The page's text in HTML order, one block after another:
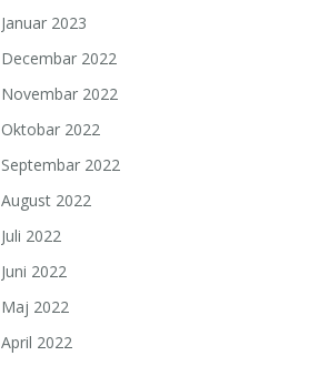
Januar 2023
Decembar 2022
Novembar 2022
Oktobar 2022
Septembar 2022
August 2022
Juli 2022
Juni 2022
Maj 2022
April 2022